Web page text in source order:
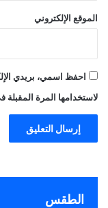
الموقع الإلكتروني
احفظ اسمي، بريدي
لاستخدامها المرة المقبلة
الطقس